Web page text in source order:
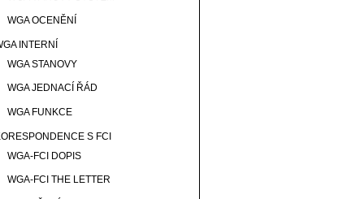
WGA OCENĚNÍ
INTERNÍ
WGA STANOVY
WGA JEDNACÍ ŘÁD
WGA FUNKCE
S FCI
WGA-FCI DOPIS
WGA-FCI THE LETTER